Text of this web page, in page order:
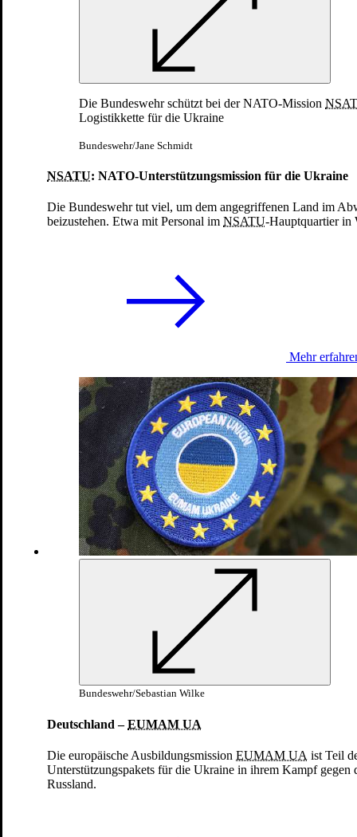
Die Bundeswehr schützt bei der NATO-Mission
Logistikkette für die Ukraine
Bundeswehr/Jane Schmidt
NSATU: NATO-Unterstützungsmission für die Ukraine
Die Bundeswehr tut viel, um dem angegriffenen Land im
beizustehen. Etwa mit Personal im NSATU-Hauptquartier in
Mehr
Bundeswehr/Sebastian Wilke
Deutschland –EUMAM UA
Die europäische Ausbildungsmission EUMAM UA ist Teil
Unterstützungspakets für die Ukraine in ihrem Kampf gegen
Russland.
Im Einsatz
Erfahrungen eines Sanitätsfeldwebels